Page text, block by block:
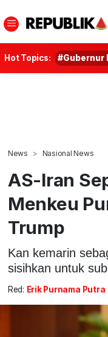
Hot Topics: #Gubernur
News Nasional News
AS-Iran
Menkeu
Trump
Kan kemarin
sisihkan untuk
Red: Erik Purnama Putra